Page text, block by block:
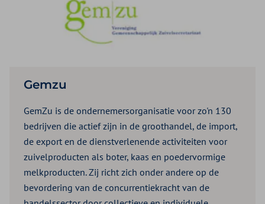
Gemzu
GemZu is de ondernemersorganisatie voor zo'n 130
bedrijven die actief zijn in de groothandel, de import,
de export en de dienstverlenende activiteiten voor
zuivelproducten als boter, kaas en poedervormige
melkproducten. Zij richt zich onder andere op de
bevordering van de concurrentiekracht van de